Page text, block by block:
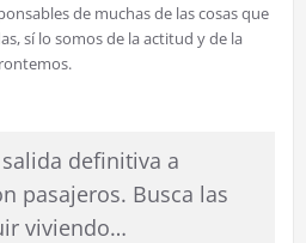
de muchas de las cosas que
sí lo somos de la actitud y de la
definitiva a
pasajeros. Busca las
viviendo…